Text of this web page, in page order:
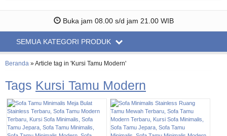
Buka jam 08.00 s/d jam 21.00 WIB
SEMUA KATEGORI PRODUK
Beranda »Article tag in 'Kursi Tamu Modern'
Tags Kursi Tamu Modern